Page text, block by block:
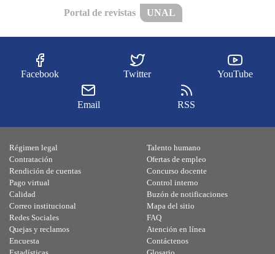
Portal de revistas UNAL
Facebook Twitter YouTube
Email RSS
Régimen legal
Contratación
Rendición de cuentas
Pago virtual
Calidad
Talento humano
Ofertas de empleo
Concurso docente
Control interno
Buzón de notificaciones
Correo institucional
Redes Sociales
Quejas y reclamos
Encuesta
Mapa del sitio
FAQ
Atención en línea
Contáctenos